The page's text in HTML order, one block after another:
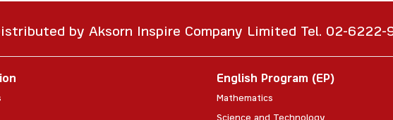
by Aksorn Inspire Company Limited Tel. 02-6222-
English Program (EP)
Mathematics